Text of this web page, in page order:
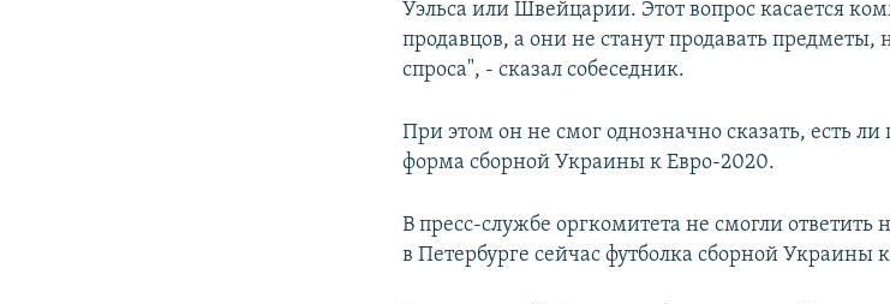
Уэльса или Швейцарии. Этот вопрос касается
продавцов, а они не станут продавать предметы,
спроса", - сказал собеседник.
При этом он не смог однозначно сказать, есть ли
форма сборной Украины к Евро-2020.
В пресс-службе оргкомитета не смогли ответить
в Петербурге сейчас футболка сборной Украины